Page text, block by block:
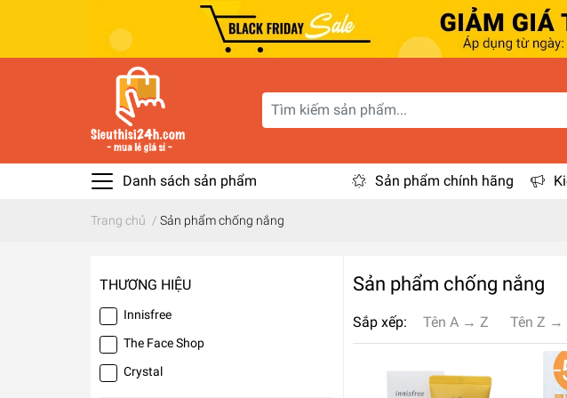
Danh sách sản phẩm Sản phẩm chính hãng
Trang chủ / Sản phẩm chống nắng
Sản phẩm chống nắng
Sắp xếp: Tên A → Z Tên Z →
THƯƠNG HIỆU
Innisfree
The Face Shop
Crystal